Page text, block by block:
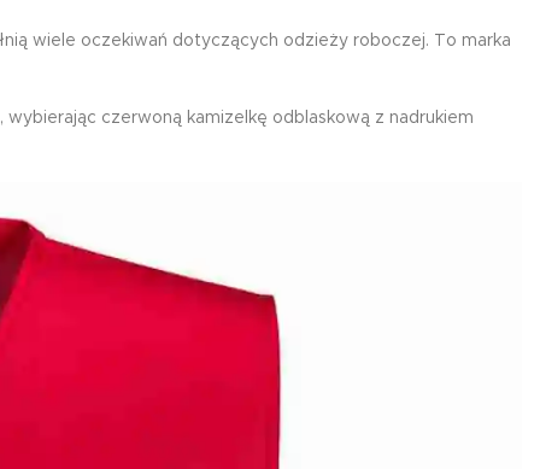
wiele oczekiwań dotyczących odzieży roboczej. To marka
wybierając czerwoną kamizelkę odblaskową z nadrukiem